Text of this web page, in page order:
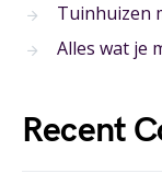
Tuinhuizen
Alles wat je
Recent